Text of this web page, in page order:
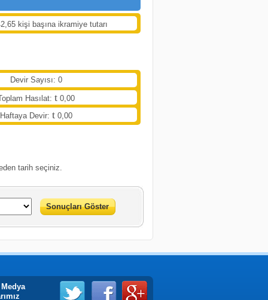
kişi başına ikramiye tutarı
Devir Sayısı: 0
Hasılat:
0,00
Haftaya Devir:
0,00
tarih seçiniz.
Sonuçları Göster